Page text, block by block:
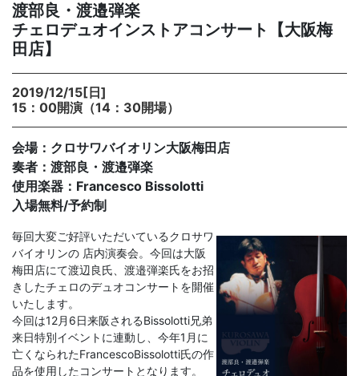
渡部良・渡邉弾楽
チェロデュオインストアコンサート【大阪梅
田店】
2019/12/15[日]
15：00開演（14：30開場）
会場：クロサワバイオリン大阪梅田店
奏者：渡部良・渡邉弾楽
使用楽器：Francesco Bissolotti
入場無料/予約制
毎回大変ご好評いただいているクロサワ
バイオリンの 店内演奏会。今回は大阪
梅田店にて渡辺良氏、渡邉弾楽氏をお招
きしたチェロのデュオコンサートを開催
いたします。
今回は12月6日来阪されるBissolotti兄弟
来日特別イベントに連動し、今年1月に
亡くなられたFrancescoBissolotti氏の作
品を使用したコンサートとなります。